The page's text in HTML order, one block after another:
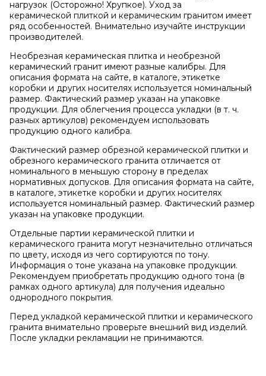
нагрузок (Осторожно! Хрупкое). Уход за
керамической плиткой и керамическим гранитом имеет
ряд особенностей. Внимательно изучайте инструкции
производителей.
Необрезная керамическая плитка и необрезной
керамический гранит имеют разные калибры. Для
описания формата на сайте, в каталоге, этикетке
коробки и других носителях используется номинальный
размер. Фактический размер указан на упаковке
продукции. Для облегчения процесса укладки (в т. ч.
разных артикулов) рекомендуем использовать
продукцию одного калибра.
Фактический размер обрезной керамической плитки и
обрезного керамического гранита отличается от
номинального в меньшую сторону в пределах
нормативных допусков. Для описания формата на сайте,
в каталоге, этикетке коробки и других носителях
используется номинальный размер. Фактический размер
указан на упаковке продукции.
Отдельные партии керамической плитки и
керамического гранита могут незначительно отличаться
по цвету, исходя из чего сортируются по тону.
Информация о тоне указана на упаковке продукции.
Рекомендуем приобретать продукцию одного тона (в
рамках одного артикула) для получения идеально
однородного покрытия.
Перед укладкой керамической плитки и керамического
гранита внимательно проверьте внешний вид изделий.
После укладки рекламации не принимаются.